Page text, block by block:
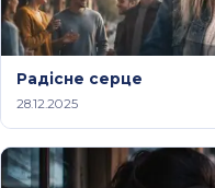
Радісне серце
28.12.2025